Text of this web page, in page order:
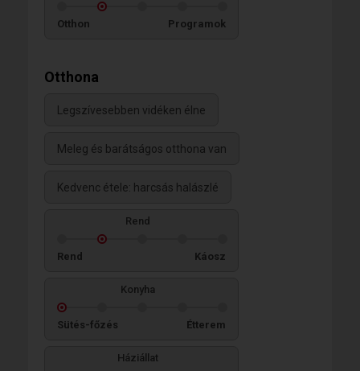
Otthon Programok
Otthona
Legszívesebben vidéken élne
Meleg és barátságos otthona van
Kedvenc étele: harcsás halászlé
Rend
Rend Káosz
Konyha
Sütés-főzés Étterem
Háziállat